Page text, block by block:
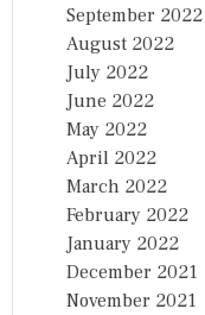
September 2022
August 2022
July 2022
June 2022
May 2022
April 2022
March 2022
February 2022
January 2022
December 2021
November 2021